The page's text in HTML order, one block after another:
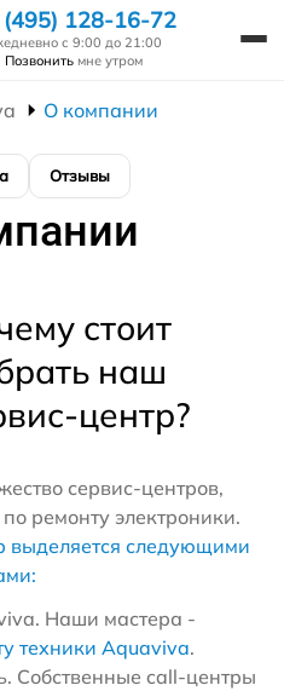
(495) 128-16-72
с 9:00 до 21:00
Позвонить мне утром
О компании
Отзывы
стоит
наш
центр?
сервис-центров,
ремонту электроники.
выделяется следующими
Наши мастера -
техники Aquaviva.
Собственные call-центры